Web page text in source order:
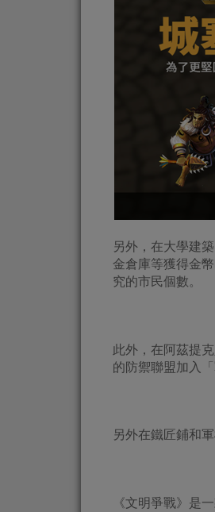
另外，在大學建
金倉庫等獲得金
究的市民個數。
此外，在阿茲提
的防禦聯盟加入
另外在鐵匠鋪和
《文明爭戰》是